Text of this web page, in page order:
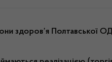
здоров’я Полтавської